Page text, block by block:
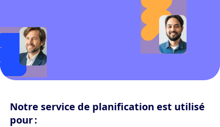
Notre service de planification est utilisé
pour :